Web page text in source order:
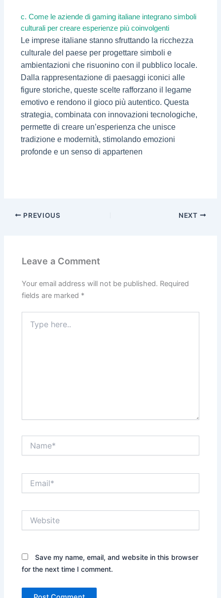
c. Come le aziende di gaming italiane integrano simboli
culturali per creare esperienze più coinvolgenti
Le imprese italiane stanno sfruttando la ricchezza
culturale del paese per progettare simboli e
ambientazioni che risuonino con il pubblico locale.
Dalla rappresentazione di paesaggi iconici alle
figure storiche, queste scelte rafforzano il legame
emotivo e rendono il gioco più autentico. Questa
strategia, combinata con innovazioni tecnologiche,
permette di creare un’esperienza che unisce
tradizione e modernità, stimolando emozioni
profonde e un senso di appartenen
PREVIOUS NEXT
Leave a Comment
Your email address will not be published. Required
fields are marked *
here..
Save my name, email, and website in this browser
for the next time I comment.